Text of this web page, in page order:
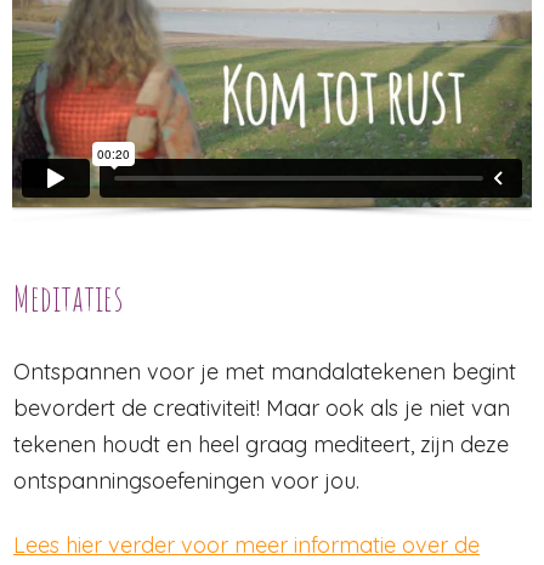
Meditaties
Ontspannen voor je met mandalatekenen begint
bevordert de creativiteit! Maar ook als je niet van
tekenen houdt en heel graag mediteert, zijn deze
ontspanningsoefeningen voor jou.
Lees hier verder voor meer informatie over de